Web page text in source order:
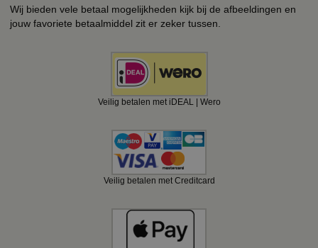
Wij bieden vele betaal mogelijkheden kijk bij de afbeeldingen en
jouw favoriete betaalmiddel zit er zeker tussen.
Veilig betalen met iDEAL | Wero
Veilig betalen met Creditcard